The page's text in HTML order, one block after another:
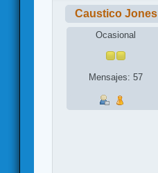
Caustico Jones
Ocasional
Mensajes: 57